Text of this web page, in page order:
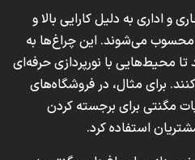
اداری به دلیل کارایی بالا و
محسوب می‌شوند. این چراغ‌ها به
محیط‌هایی با نورپردازی حرفه‌ای
برای مثال، در فروشگاه‌های
مگنتی برای برجسته کردن
استفاده کرد.